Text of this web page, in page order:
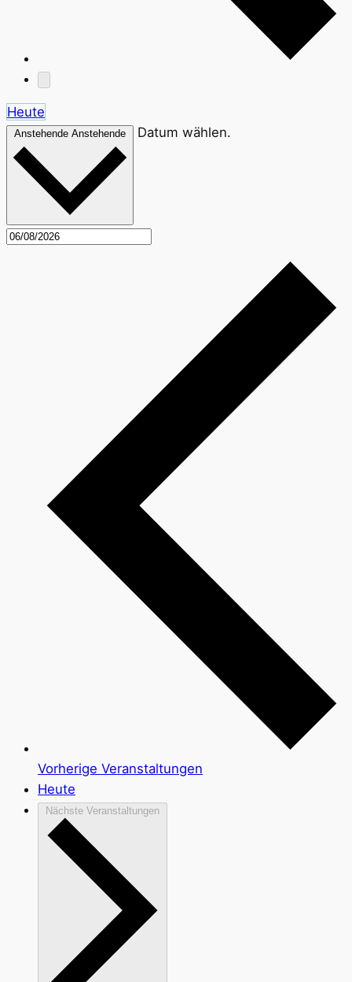
Heute
Anstehende Anstehende Datum wählen.
Vorherige Veranstaltungen
Heute
Nächste Veranstaltungen